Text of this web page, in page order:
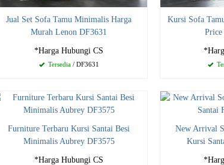
Jual Set Sofa Tamu Minimalis Harga
Murah Lenon DF3631
*Harga Hubungi CS
Tersedia/ DF3631
Kursi Sofa
Furniture Terbaru Kursi Santai Besi
Minimalis Aubrey DF3575
*Harga Hubungi CS
New Arrival
Kursi